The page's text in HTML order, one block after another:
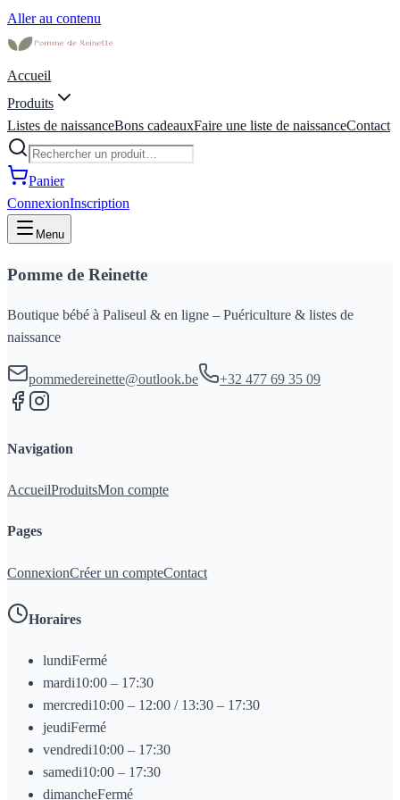
Aller au contenu
Accueil
Produits
Listes de naissanceBons cadeauxFaire une liste de naissanceContact
Panier
ConnexionInscription
Menu
Pomme de Reinette
Boutique bébé à Paliseul & en ligne – Puériculture & listes de
naissance
pommedereinette@outlook.be +32 477 69 35 09
Navigation
AccueilProduitsMon compte
Pages
ConnexionCréer un compteContact
Horaires
lundiFermé
mardi10:00 – 17:30
mercredi10:00 – 12:00 / 13:30 – 17:30
jeudiFermé
vendredi10:00 – 17:30
samedi10:00 – 17:30
dimancheFermé